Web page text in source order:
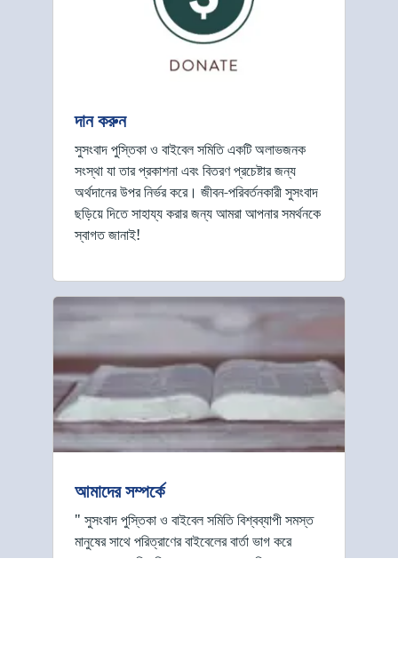
দান করুন
সুসংবাদ পুস্তিকা ও বাইবেল সমিতি একটি অলাভজনক
সংস্থা যা তার প্রকাশনা এবং বিতরণ প্রচেষ্টার জন্য
অর্থদানের উপর নির্ভর করে। জীবন-পরিবর্তনকারী সুসংবাদ
ছড়িয়ে দিতে সাহায্য করার জন্য আমরা আপনার সমর্থনকে
স্বাগত জানাই!
আমাদের সম্পর্কে
" সুসংবাদ পুস্তিকা ও বাইবেল সমিতি বিশ্বব্যাপী সমস্ত
মানুষের সাথে পরিত্রাণের বাইবেলের বার্তা ভাগ করে
নেওয়ার জন্য নিবেদিত। আমরা সাধারণ পুস্তিকা